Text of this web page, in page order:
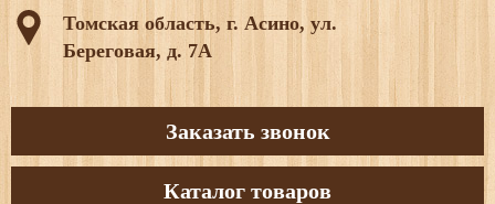
Томская область, г. Асино, ул.
Береговая, д. 7А
Заказать звонок
Каталог товаров